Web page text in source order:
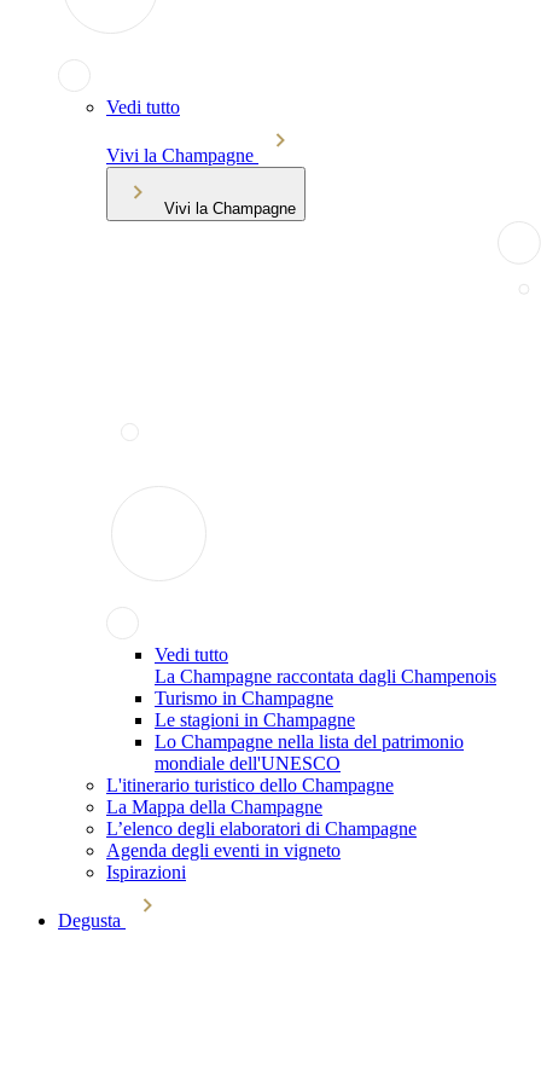
Vedi tutto
Vivi la Champagne
Vivi la Champagne
Vedi tutto
La Champagne raccontata dagli Champenois
Turismo in Champagne
Le stagioni in Champagne
Lo Champagne nella lista del patrimonio
mondiale dell'UNESCO
L'itinerario turistico dello Champagne
La Mappa della Champagne
L’elenco degli elaboratori di Champagne
Agenda degli eventi in vigneto
Ispirazioni
Degusta